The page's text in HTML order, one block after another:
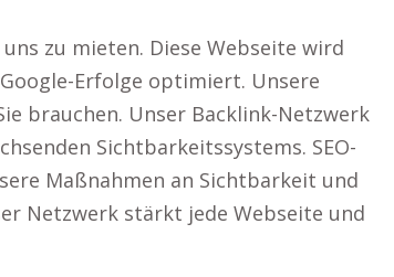
zu mieten. Diese Webseite wird
Erfolge optimiert. Unsere
brauchen. Unser Backlink-Netzwerk
Sichtbarkeitssystems. SEO-
Maßnahmen an Sichtbarkeit und
Netzwerk stärkt jede Webseite und